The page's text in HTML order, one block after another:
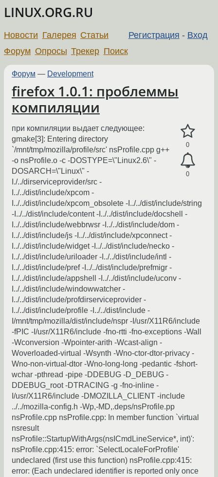
LINUX.ORG.RU
Регистрация - Вход
Новости Галерея Статьи
Форум Опросы Трекер Поиск
Форум — Development
firefox 1.0.1: проблеммы
компиляции
0
0
при компиляции выдает следующее:
gmake[3]: Entering directory
`/mnt/tmp/mozilla/profile/src' nsProfile.cpp g++
-o nsProfile.o -c -DOSTYPE=\"Linux2.6\" -
DOSARCH=\"Linux\" -
I./../dirserviceprovider/src -
I../../dist/include/xpcom -
I../../dist/include/xpcom_obsolete -I../../dist/include/string
-I../../dist/include/content -I../../dist/include/docshell -
I../../dist/include/webbrwsr -I../../dist/include/dom -
I../../dist/include/js -I../../dist/include/xpconnect -
I../../dist/include/widget -I../../dist/include/necko -
I../../dist/include/uriloader -I../../dist/include/intl -
I../../dist/include/pref -I../../dist/include/prefmigr -
I../../dist/include/appshell -I../../dist/include/uconv -
I../../dist/include/windowwatcher -
I../../dist/include/profdirserviceprovider -
I../../dist/include/profile -I../../dist/include -
I/mnt/tmp/mozilla/dist/include/nspr -I/usr/X11R6/include
-fPIC -I/usr/X11R6/include -fno-rtti -fno-exceptions -Wall
-Wconversion -Wpointer-arith -Wcast-align -
Woverloaded-virtual -Wsynth -Wno-ctor-dtor-privacy -
Wno-non-virtual-dtor -Wno-long-long -pedantic -fshort-
wchar -pthread -pipe -DDEBUG -D_DEBUG -
DDEBUG_root -DTRACING -g -fno-inline -
I/usr/X11R6/include -DMOZILLA_CLIENT -include
../../mozilla-config.h -Wp,-MD,.deps/nsProfile.pp
nsProfile.cpp nsProfile.cpp: In member function `virtual
nsresult
nsProfile::StartupWithArgs(nsICmdLineService*, int)':
nsProfile.cpp:415: error: `SelectLocaleForProfile'
undeclared (first use this function) nsProfile.cpp:415:
error: (Each undeclared identifier is reported only once